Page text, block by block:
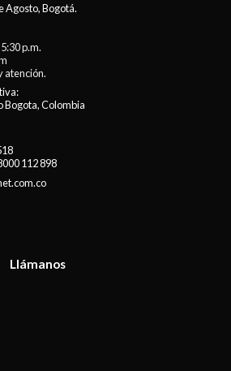
Agosto, Bogotá.
p.m.
atención.
Bogota, Colombia
112 898
Llámanos